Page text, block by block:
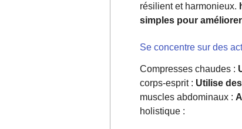
résilient et harmonieux.
simples pour
Se concentre sur des
Compresses chaudes :
corps-esprit : Utilise
muscles abdominaux :
holistique :